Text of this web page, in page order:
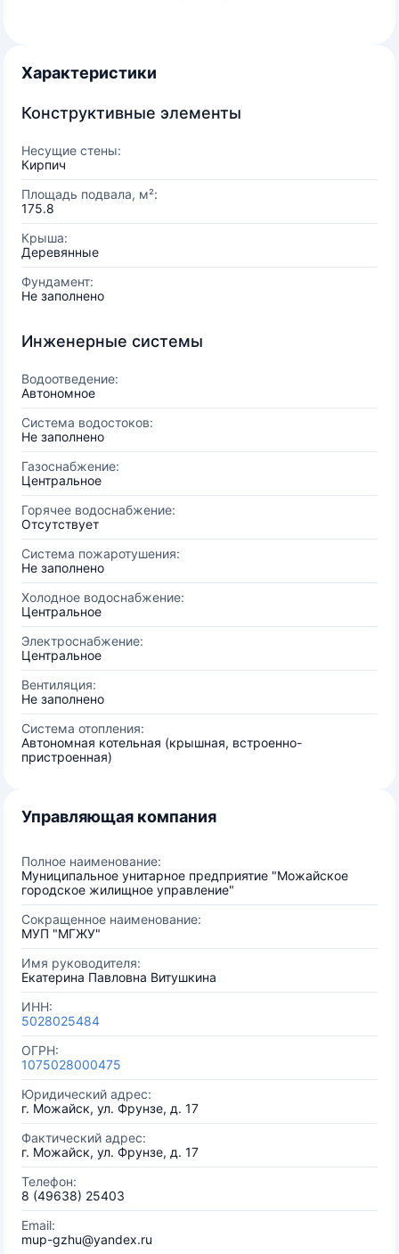
Характеристики
Конструктивные элементы
Несущие стены:
Кирпич
Площадь подвала, м²:
175.8
Крыша:
Деревянные
Фундамент:
Не заполнено
Инженерные системы
Водоотведение:
Автономное
Система водостоков:
Не заполнено
Газоснабжение:
Центральное
Горячее водоснабжение:
Отсутствует
Система пожаротушения:
Не заполнено
Холодное водоснабжение:
Центральное
Электроснабжение:
Центральное
Вентиляция:
Не заполнено
Система отопления:
Автономная котельная (крышная, встроенно-
пристроенная)
Управляющая компания
Полное наименование:
Муниципальное унитарное предприятие "Можайское
городское жилищное управление"
Сокращенное наименование:
МУП "МГЖУ"
Имя руководителя:
Екатерина Павловна Витушкина
ИНН:
5028025484
ОГРН:
1075028000475
Юридический адрес:
г. Можайск, ул. Фрунзе, д. 17
Фактический адрес:
г. Можайск, ул. Фрунзе, д. 17
Телефон:
8 (49638) 25403
Email:
mup-gzhu@yandex.ru